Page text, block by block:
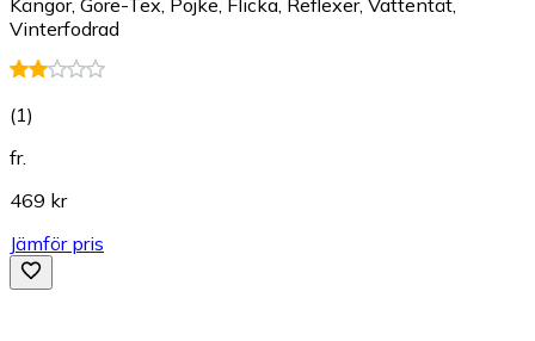
Vinterfodrad
(1)
fr.
469 kr
Jämför pris